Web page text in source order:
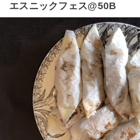
エスニックフェス@50B